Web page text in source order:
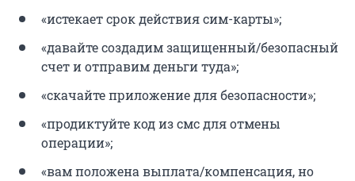
«истекает срок действия сим-карты»;
«давайте создадим защищенный/безопасный
счет и отправим деньги туда»;
«скачайте приложение для безопасности»;
«продиктуйте код из смс для отмены
операции»;
«вам положена выплата/компенсация, но